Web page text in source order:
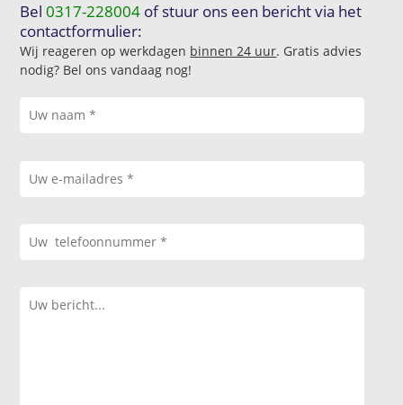
Bel0317-228004 of stuur ons een bericht via het
contactformulier:
Wij reageren op werkdagen binnen 24 uur. Gratis advies
nodig? Bel ons vandaag nog!